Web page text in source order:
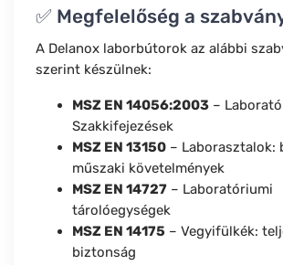
✅ Megfelelőség a
A Delanox laborbútorok az alábbi
szerint készülnek:
MSZ EN 14056:2003 –
Szakkifejezések
MSZ EN 13150 – Laborasztalok:
műszaki követelmények
MSZ EN 14727 – Laboratóriumi
tárolóegységek
MSZ EN 14175 – Vegyifülkék:
biztonság